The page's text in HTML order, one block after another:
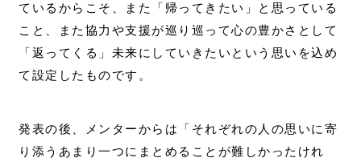
ているからこそ、また「帰ってきたい」と思っている
こと、また協力や支援が巡り巡って心の豊かさとして
「返ってくる」未来にしていきたいという思いを込め
て設定したものです。
発表の後、メンターからは「それぞれの人の思いに寄
り添うあまり一つにまとめることが難しかったけれ